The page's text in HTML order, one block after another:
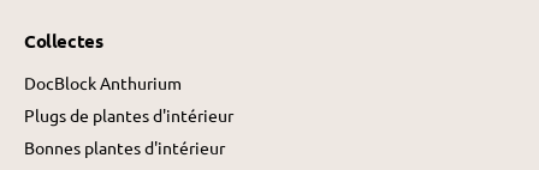
Collectes
DocBlock Anthurium
Plugs de plantes d'intérieur
Bonnes plantes d'intérieur